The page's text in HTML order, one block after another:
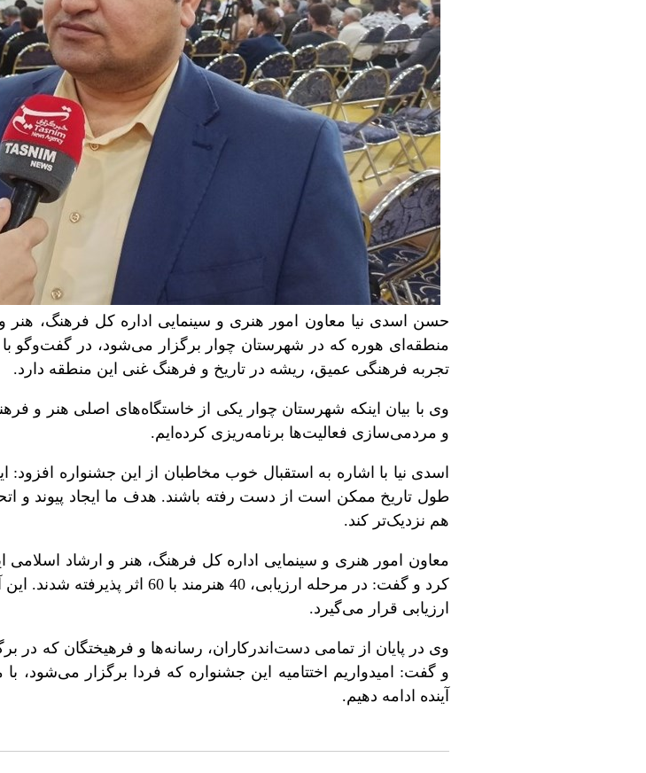
حسن اسدی نیا معاون امور هنری و سینمایی اداره کل فرهنگ، هنر و
منطقه‌ای هوره که در شهرستان چوار برگزار می‌شود، در گفت‌وگو با
تجربه فرهنگی عمیق، ریشه در تاریخ و فرهنگ غنی این منطقه دارد.
وی با بیان اینکه شهرستان چوار یکی از خاستگاه‌های اصلی هنر و
و مردمی‌سازی فعالیت‌ها برنامه‌ریزی کرده‌ایم.
اسدی نیا با اشاره به استقبال خوب مخاطبان از این جشنواره
طول تاریخ ممکن است از دست رفته باشند. هدف ما ایجاد پیوند و
هم نزدیک‌تر کند.
کرد و گفت: در مرحله ارزیابی، 40
ارزیابی قرار می‌گیرد.
وی در پایان از تمامی دست‌اندرکاران، رسانه‌ها و فرهیختگان که در
و گفت: امیدواریم اختتامیه این جشنواره که فردا برگزار می‌شود، با
آینده ادامه دهیم.